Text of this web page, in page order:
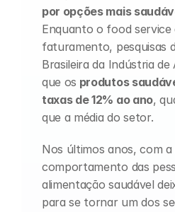
Events
Experts
por opções mais
Enquanto o food service
faturamento, pesquisas
Brasileira da Indústria de
que os produtos
taxas de 12% ao ano,
que a média do setor.
Nos últimos anos, com a
comportamento das
alimentação saudável